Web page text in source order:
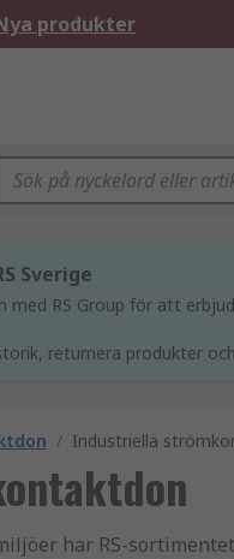
produkter
Sverige
med RS Group för att
returnera produkter
/ Industriella
har RS-